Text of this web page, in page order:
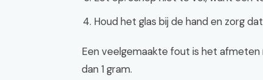
Houd het glas bij de hand en zorg
Een veelgemaakte fout is het
dan 1 gram.